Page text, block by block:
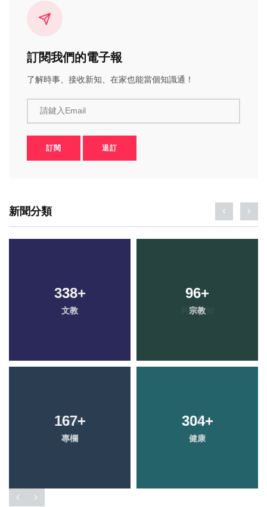
訂閱我們的電子報
了解時事、接收新知、在家也能當個知識通！
請鍵入Email
訂閱 退訂
新聞分類
338+
文教
96+
宗教
167+
專欄
304+
健康